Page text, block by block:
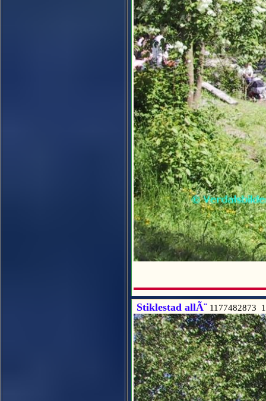
Stiklestad allÃ¨ 1177482873